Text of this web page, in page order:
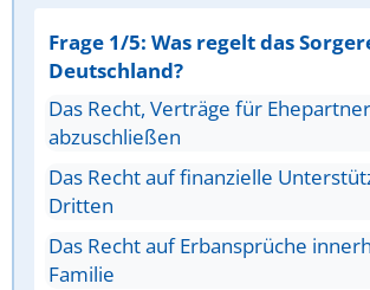
Frage 1/5: Was regelt das
Deutschland?
Das Recht, Verträge für Ehepartner
abzuschließen
Das Recht auf finanzielle
Dritten
Das Recht auf Erbansprüche
Familie